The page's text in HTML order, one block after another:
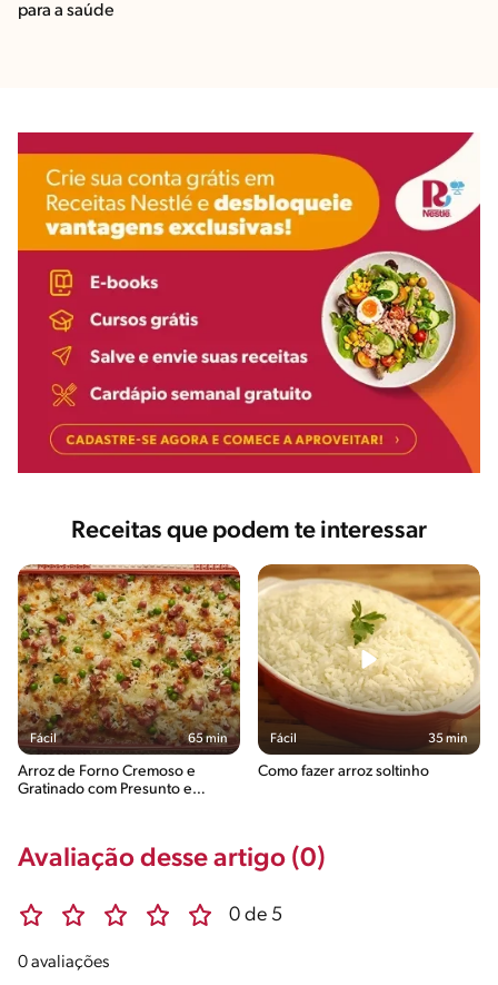
para a saúde
Receitas que podem te interessar
Fácil 65 min
Arroz de Forno Cremoso e
Gratinado com Presunto e
Fácil 35 min
Como fazer arroz soltinho
Avaliação desse artigo (0)
0 de 5
0 avaliações